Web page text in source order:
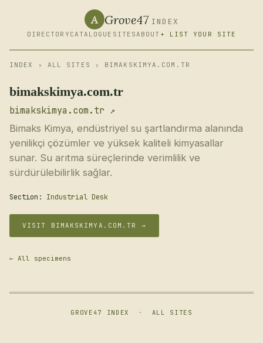
A Grove47 INDEX
DIRECTORY CATALOGUE SITESABOUT + LIST YOUR SITE
INDEX › ALL SITES › BIMAKSKIMYA.COM.TR
bimakskimya.com.tr
bimakskimya.com.tr ↗
Bimaks Kimya, endüstriyel su şartlandırma alanında
yenilikçi çözümler ve yüksek kaliteli kimyasallar
sunar. Su arıtma süreçlerinde verimlilik ve
sürdürülebilirlik sağlar.
Section: Industrial Desk
VISIT BIMAKSKIMYA.COM.TR →
← All specimens
GROVE47 INDEX · ALL SITES